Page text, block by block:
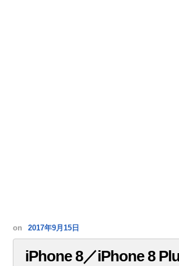
on 2017年9月15日
iPhone 8／iPhone 8